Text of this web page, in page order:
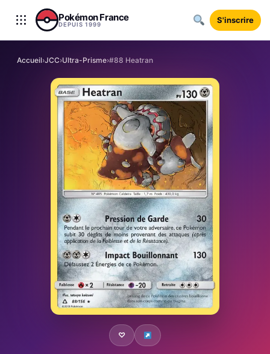
Aller au contenu
Pokémon France
DEPUIS 1999 S'inscrire
Accueil›JCC›Ultra-Prisme›#88 Heatran
♡